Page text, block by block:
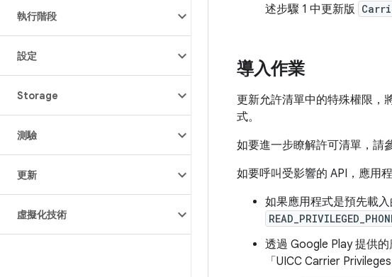
執行階段
設定
Storage
測驗
更新
虛擬化技術
述步驟 1 中更新版
導入作業
更新允許清單中的特殊權限，
式。
如要進一步瞭解許可清單，請
如要呼叫受影響的 API，應用
如果應用程式是預先載
透過 Google Play 提供
「UICC Carrier